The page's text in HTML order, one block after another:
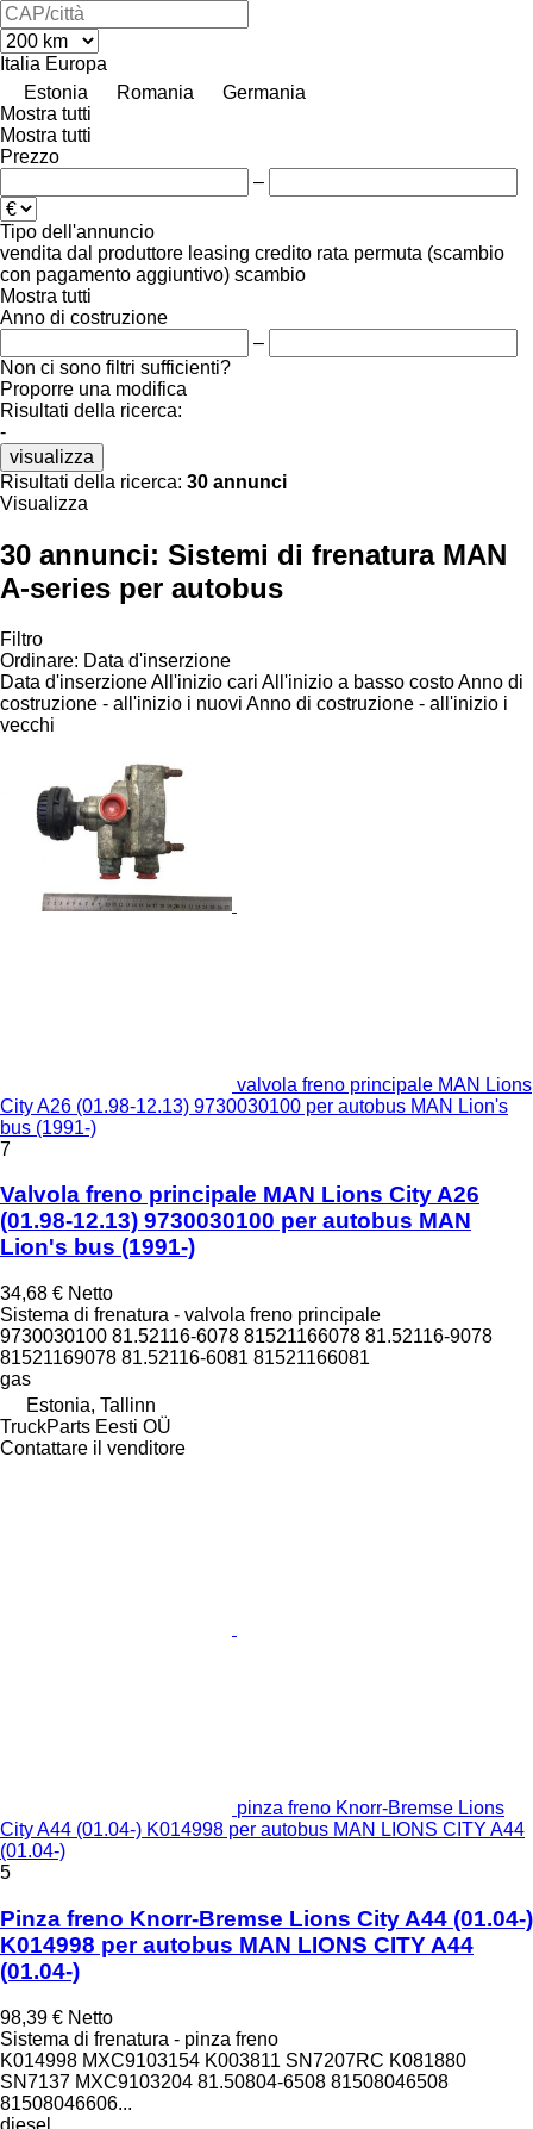
Italia Europa
Estonia
Romania
Germania
Mostra tutti
Mostra tutti
Prezzo
–
Tipo dell'annuncio
vendita dal produttore leasing credito rata permuta (scambio
con pagamento aggiuntivo) scambio
Mostra tutti
Anno di costruzione
–
Non ci sono filtri sufficienti?
Proporre una modifica
Risultati della ricerca:
-
visualizza
Risultati della ricerca: 30 annunci
Visualizza
30 annunci: Sistemi di frenatura MAN
A-series per autobus
Filtro
Ordinare: Data d'inserzione
Data d'inserzioneAll'inizio cari All'inizio a basso costoAnno di
costruzione - all'inizio i nuovi Anno di costruzione - all'inizio i
vecchi
valvola freno principale MAN Lions
City A26 (01.98-12.13) 9730030100 per autobus MAN Lion's
bus (1991-)
7
Valvola freno principale MAN Lions City A26
(01.98-12.13) 9730030100 per autobus MAN
Lion's bus (1991-)
34,68 € Netto
Sistema di frenatura - valvola freno principale
9730030100 81.52116-6078 81521166078 81.52116-9078
81521169078 81.52116-6081 81521166081
gas
Estonia, Tallinn
TruckParts Eesti OÜ
Contattare il venditore
pinza freno Knorr-Bremse Lions
City A44 (01.04-) K014998 per autobus MAN LIONS CITY A44
(01.04-)
5
Pinza freno Knorr-Bremse Lions City A44 (01.04-)
K014998 per autobus MAN LIONS CITY A44
(01.04-)
98,39 € Netto
Sistema di frenatura - pinza freno
K014998 MXC9103154 K003811 SN7207RC K081880
SN7137 MXC9103204 81.50804-6508 81508046508
81508046606...
diesel